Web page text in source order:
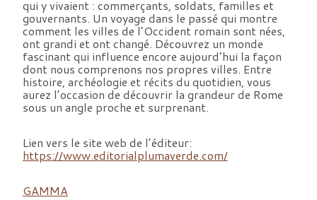
qui y vivaient : commerçants, soldats, familles et
gouvernants. Un voyage dans le passé qui montre
comment les villes de l’Occident romain sont nées,
ont grandi et ont changé. Découvrez un monde
fascinant qui influence encore aujourd’hui la façon
dont nous comprenons nos propres villes. Entre
histoire, archéologie et récits du quotidien, vous
aurez l’occasion de découvrir la grandeur de Rome
sous un angle proche et surprenant.
Lien vers le site web de l’éditeur:
https://www.editorialplumaverde.com/
GAMMA